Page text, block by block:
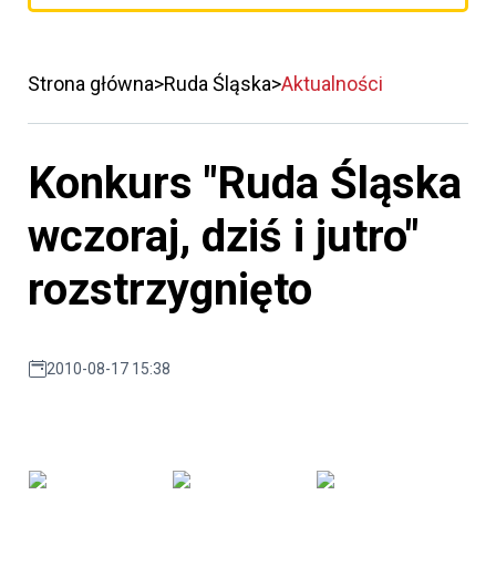
Strona główna Ruda Śląska Aktualności
Konkurs "Ruda Śląska
wczoraj, dziś i jutro"
rozstrzygnięto
2010-08-17 15:38